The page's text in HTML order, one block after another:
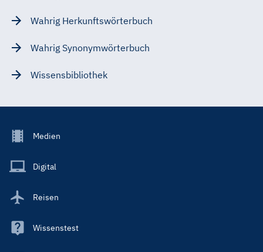
Wahrig Herkunftswörterbuch
Wahrig Synonymwörterbuch
Wissensbibliothek
Footer
Main
Medien
Digital
Reisen
Wissenstest